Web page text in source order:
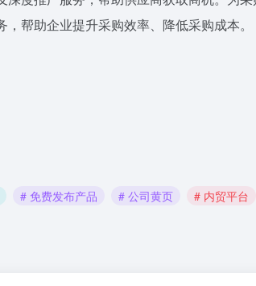
帮助企业提升采购效率、降低采购成本。
# 免费发布产品 # 公司黄页 # 内贸平台